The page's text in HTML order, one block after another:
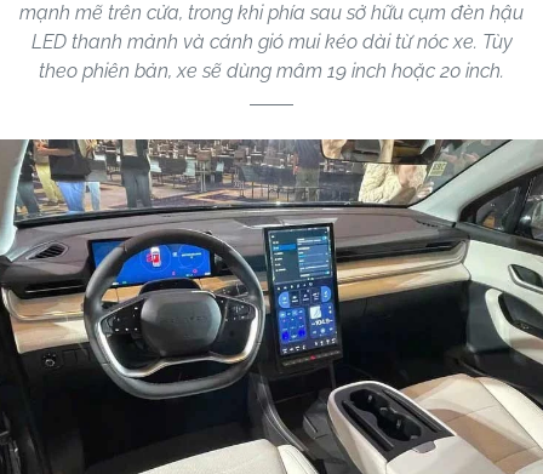
mạnh mẽ trên cửa, trong khi phía sau sở hữu cụm đèn hậu
LED thanh mảnh và cánh gió mui kéo dài từ nóc xe. Tùy
theo phiên bản, xe sẽ dùng mâm 19 inch hoặc 20 inch.